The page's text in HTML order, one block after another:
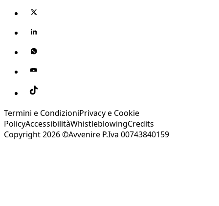
Termini e CondizioniPrivacy e Cookie
PolicyAccessibilitàWhistleblowingCredits
Copyright 2026 ©Avvenire P.Iva 00743840159